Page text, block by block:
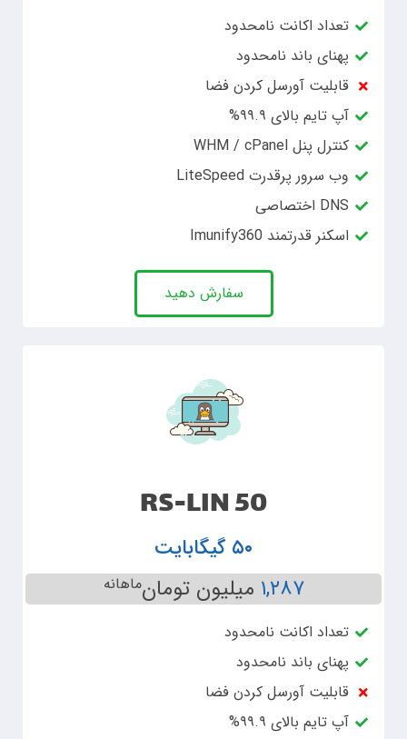
تعداد اکانت نامحدود
پهنای باند نامحدود
قابلیت آورسل کردن فضا
آپ تایم بالای ۹۹.۹%
کنترل پنل WHM / cPanel
وب سرور پرقدرت LiteSpeed
DNS اختصاصی
اسکنر قدرتمند Imunify360
سفارش دهید
RS-LIN 50
۵۰ گیگابایت
۱,۲۸۷ میلیون تومانماهانه
تعداد اکانت نامحدود
پهنای باند نامحدود
قابلیت آورسل کردن فضا
آپ تایم بالای ۹۹.۹%